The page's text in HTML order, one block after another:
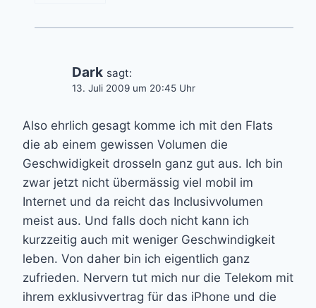
Dark sagt:
13. Juli 2009 um 20:45 Uhr
Also ehrlich gesagt komme ich mit den Flats
die ab einem gewissen Volumen die
Geschwidigkeit drosseln ganz gut aus. Ich bin
zwar jetzt nicht übermässig viel mobil im
Internet und da reicht das Inclusivvolumen
meist aus. Und falls doch nicht kann ich
kurzzeitig auch mit weniger Geschwindigkeit
leben. Von daher bin ich eigentlich ganz
zufrieden. Nervern tut mich nur die Telekom mit
ihrem exklusivvertrag für das iPhone und die